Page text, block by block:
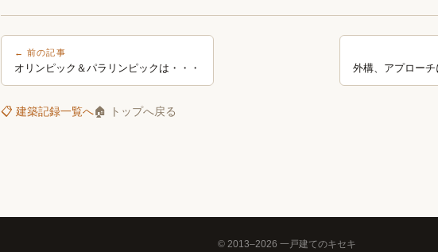
← 前の記事
オリンピック＆パラリンピックは・・・ 外構、アプロー
📋 建築記録一覧へ🏠 トップへ戻る
© 2013–2026 一戸建てのキセキ